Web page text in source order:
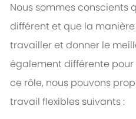
Nous sommes conscients
différent et que la
travailler et donner le
également différente
ce rôle, nous pouvons
travail flexibles suivants :